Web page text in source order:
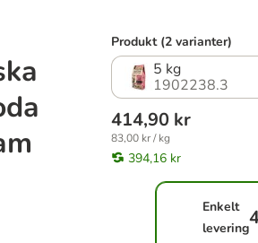
Produkt (2 varianter)
5 kg
1902238.3
414,90 kr
83,00 kr / kg
394,16 kr
Enkelt
levering